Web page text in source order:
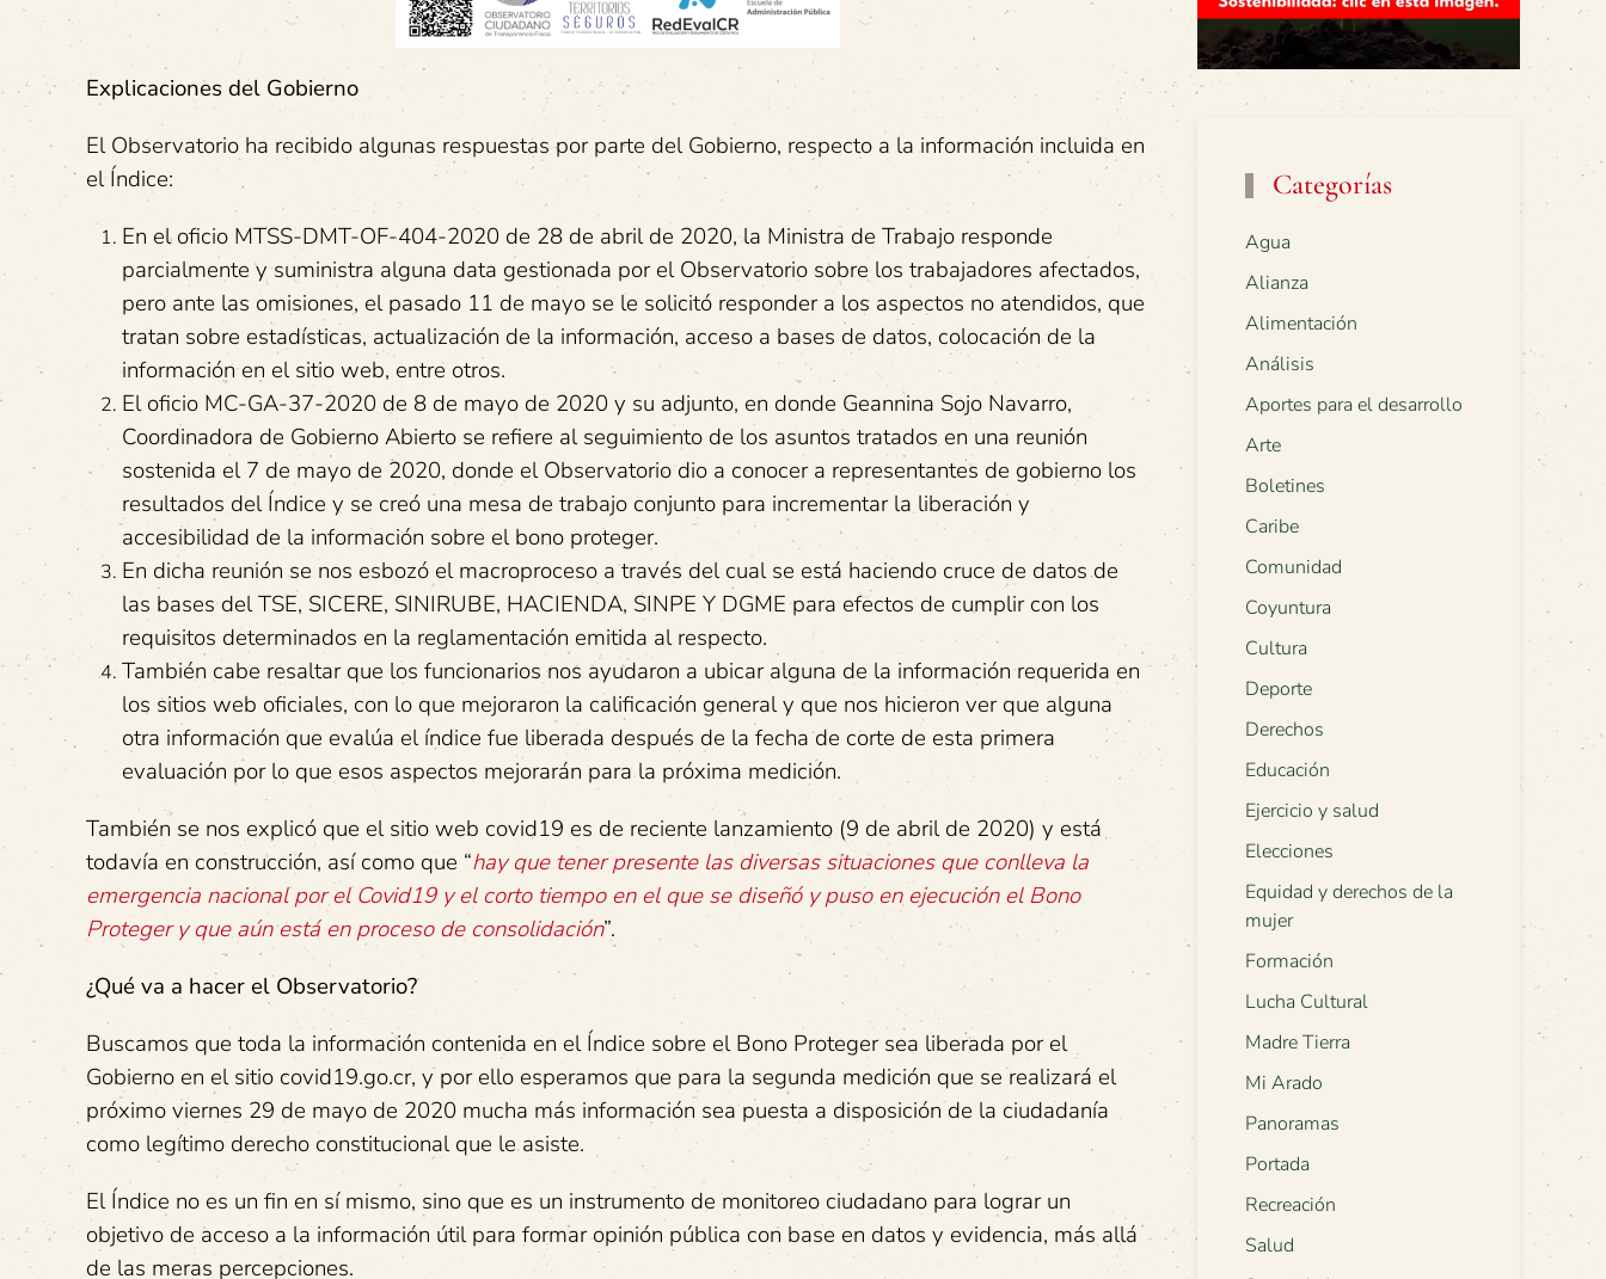
Explicaciones del Gobierno
El Observatorio ha recibido algunas respuestas por parte del Gobierno, respecto a la información incluida en
el Índice:
En el oficio MTSS-DMT-OF-404-2020 de 28 de abril de 2020, la Ministra de Trabajo responde
parcialmente y suministra alguna data gestionada por el Observatorio sobre los trabajadores afectados,
pero ante las omisiones, el pasado 11 de mayo se le solicitó responder a los aspectos no atendidos, que
tratan sobre estadísticas, actualización de la información, acceso a bases de datos, colocación de la
información en el sitio web, entre otros.
El oficio MC-GA-37-2020 de 8 de mayo de 2020 y su adjunto, en donde Geannina Sojo Navarro,
Coordinadora de Gobierno Abierto se refiere al seguimiento de los asuntos tratados en una reunión
sostenida el 7 de mayo de 2020, donde el Observatorio dio a conocer a representantes de gobierno los
resultados del Índice y se creó una mesa de trabajo conjunto para incrementar la liberación y
accesibilidad de la información sobre el bono proteger.
En dicha reunión se nos esbozó el macroproceso a través del cual se está haciendo cruce de datos de
las bases del TSE, SICERE, SINIRUBE, HACIENDA, SINPE Y DGME para efectos de cumplir con los
requisitos determinados en la reglamentación emitida al respecto.
También cabe resaltar que los funcionarios nos ayudaron a ubicar alguna de la información requerida en
los sitios web oficiales, con lo que mejoraron la calificación general y que nos hicieron ver que alguna
otra información que evalúa el índice fue liberada después de la fecha de corte de esta primera
evaluación por lo que esos aspectos mejorarán para la próxima medición.
También se nos explicó que el sitio web covid19 es de reciente lanzamiento (9 de abril de 2020) y está
todavía en construcción, así como que “hay que tener presente las diversas situaciones que conlleva la
emergencia nacional por el Covid19 y el corto tiempo en el que se diseñó y puso en ejecución el Bono
Proteger y que aún está en proceso de consolidación”.
¿Qué va a hacer el Observatorio?
Buscamos que toda la información contenida en el Índice sobre el Bono Proteger sea liberada por el
Gobierno en el sitio covid19.go.cr, y por ello esperamos que para la segunda medición que se realizará el
próximo viernes 29 de mayo de 2020 mucha más información sea puesta a disposición de la ciudadanía
como legítimo derecho constitucional que le asiste.
El Índice no es un fin en sí mismo, sino que es un instrumento de monitoreo ciudadano para lograr un
objetivo de acceso a la información útil para formar opinión pública con base en datos y evidencia, más allá
de las meras percepciones.
Categorías
Agua
Alianza
Alimentación
Análisis
Aportes para el desarrollo
Arte
Boletines
Caribe
Comunidad
Coyuntura
Cultura
Deporte
Derechos
Educación
Ejercicio y salud
Elecciones
Equidad y derechos de la
mujer
Formación
Lucha Cultural
Madre Tierra
Mi Arado
Panoramas
Portada
Recreación
Salud